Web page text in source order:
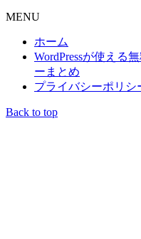
MENU
ホーム
WordPressが使える
ーまとめ
プライバシーポリシ
Back to top